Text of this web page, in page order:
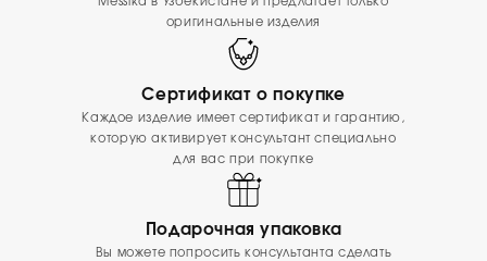
оригинальные изделия
Сертификат о покупке
Каждое изделие имеет сертификат и гарантию,
которую активирует консультант специально
для вас при покупке
Подарочная упаковка
Вы можете попросить консультанта сделать